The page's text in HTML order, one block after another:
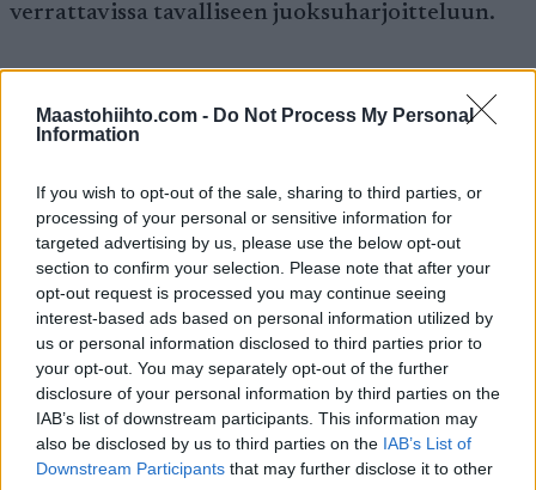
Maastohiihto.com - Do Not Process My Personal
Information
If you wish to opt-out of the sale, sharing to third parties, or
processing of your personal or sensitive information for
targeted advertising by us, please use the below opt-out
section to confirm your selection. Please note that after your
opt-out request is processed you may continue seeing
interest-based ads based on personal information utilized by
us or personal information disclosed to third parties prior to
your opt-out. You may separately opt-out of the further
disclosure of your personal information by third parties on the
IAB’s list of downstream participants. This information may
also be disclosed by us to third parties on the IAB’s List of
Downstream Participants that may further disclose it to other
verrattavissa tavalliseen juoksuharjoitteluun.
kohdelihasten lisäksi myös muita lihaksia,
kuten hartia- ja pakaran seudun lihaksia. Viime
integroidulla harjoittelulla onnistutaan
paremmin aktivoimaan keskivartalon lihaksia,
jolloin tuloksena on parempi kestävyys,
liikkuvuus, voima ja stabiliteetti. Tutkijat
suosittelevatkin lämpimästi kokeilemaan
vaihtelevaa lihaskuntoharjoittelua
keskivartalon lihaskunto-ominaisuuksien
kehittämiseksi.
-Ida Heikura